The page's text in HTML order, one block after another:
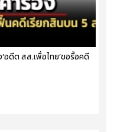
อดีต สส.เพื่อไทย’ขอรื้อคดี